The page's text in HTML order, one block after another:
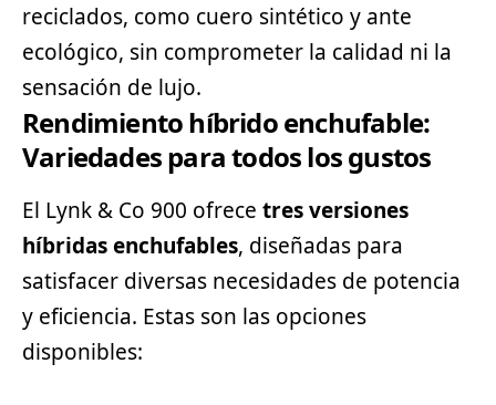
reciclados, como cuero sintético y ante
ecológico, sin comprometer la calidad ni la
sensación de lujo.
Rendimiento híbrido enchufable:
Variedades para todos los gustos
El Lynk & Co 900 ofrece tres versiones
híbridas enchufables, diseñadas para
satisfacer diversas necesidades de potencia
y eficiencia. Estas son las opciones
disponibles: